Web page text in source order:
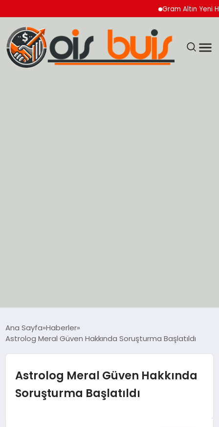
Gram Altın Yeni
EKONOMİ
GÜNCEL
SIYASET
Ana Sayfa Haberler
Astrolog Meral Güven Hakkında Soruşturma Başlatıldı
Astrolog Meral Güven Hakkında
Soruşturma Başlatıldı